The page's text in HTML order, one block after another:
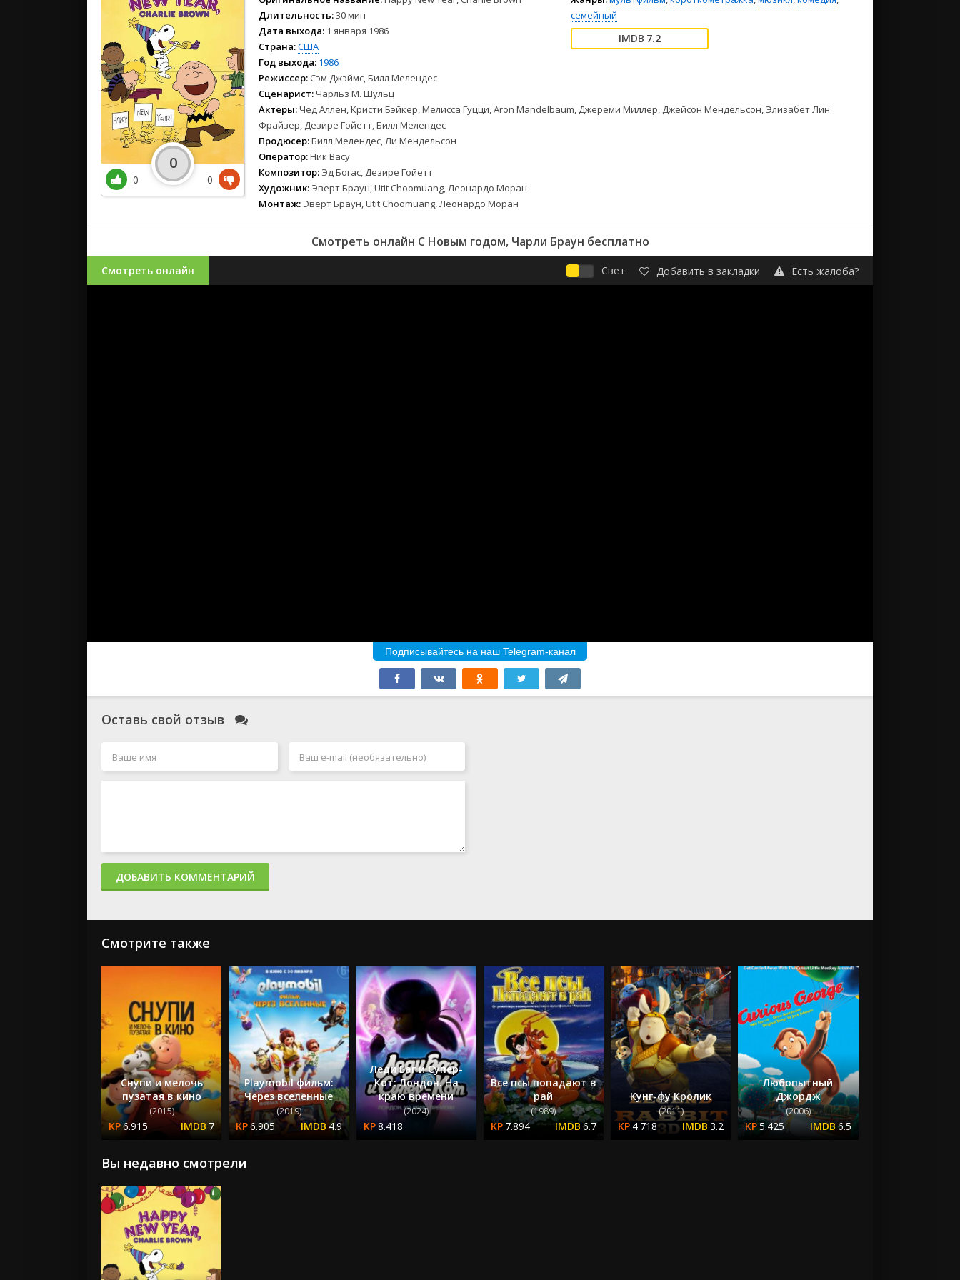
2020
2018
2017
2016
2015
2014
2013
2012
2011
2010
2009
2000
1998
1997
Боевики
Биография
Военные
Детективы
Документальные
Криминал
Семейные
Длительность:30 мин
Дата выхода: 1 января 1986
Страна:США
Год выхода: 1986
семейный
7.2
Режиссер: Сэм Джэймс, Билл Мелендес
Сценарист:Чарльз М. Шульц
Актеры:Чед Аллен, Кристи Бэйкер, Мелисса Гуцци, Aron Mandelbaum, Джереми Миллер, Джейсон Мендельсон, Элизабет Лин
Фрайзер, Дезире Гойетт, Билл Мелендес
Продюсер:Билл Мелендес, Ли Мендельсон
Оператор:Ник Васу
Композитор: Эд Богас, Дезире Гойетт
Художник: Эверт Браун, Utit Choomuang, Леонардо Моран
Монтаж: Эверт Браун, Utit Choomuang, Леонардо Моран
0
0
0
Смотреть онлайн С Новым годом, Чарли Браун бесплатно
Смотреть онлайн Свет Добавить в закладки Есть жалоба?
Подписывайтесь на наш Telegram-канал
Оставь свой отзыв
ДОБАВИТЬ КОММЕНТАРИЙ
Смотрите также
Снупи и мелочь
пузатая в кино
(2015)
6.915 7
Playmobil фильм:
Через вселенные
(2019)
6.905 4.9
Леди Баг и Супер-
Кот: Лондон. На
краю времени
(2024)
8.418
Все псы попадают в
рай
(1989)
7.894 6.7
Кунг-фу Кролик
(2011)
4.718 3.2
Любопытный
Джордж
(2006)
5.425 6.5
Вы недавно смотрели